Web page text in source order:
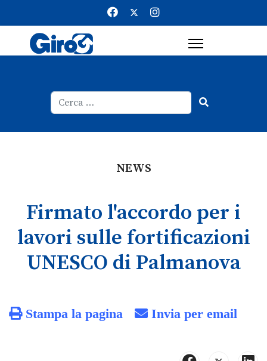
NEWS
Firmato l'accordo per i
lavori sulle fortificazioni
UNESCO di Palmanova
Stampa la pagina Invia per email